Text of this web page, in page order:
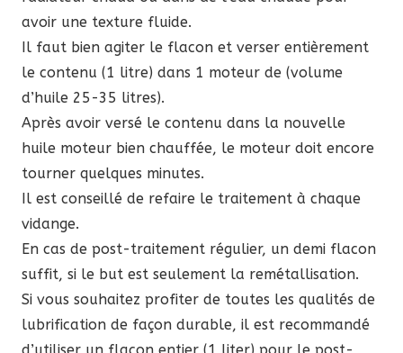
avoir une texture fluide.
Il faut bien agiter le flacon et verser entièrement
le contenu (1 litre) dans 1 moteur de (volume
d’huile 25-35 litres).
Après avoir versé le contenu dans la nouvelle
huile moteur bien chauffée, le moteur doit encore
tourner quelques minutes.
Il est conseillé de refaire le traitement à chaque
vidange.
En cas de post-traitement régulier, un demi flacon
suffit, si le but est seulement la remétallisation.
Si vous souhaitez profiter de toutes les qualités de
lubrification de façon durable, il est recommandé
d’utiliser un flacon entier (1 liter) pour le post-